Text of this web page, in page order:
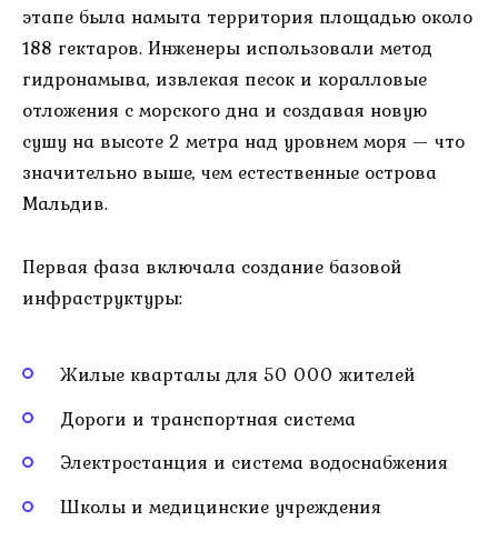
этапе была намыта территория площадью около
188 гектаров. Инженеры использовали метод
гидронамыва, извлекая песок и коралловые
отложения с морского дна и создавая новую
сушу на высоте 2 метра над уровнем моря — что
значительно выше, чем естественные острова
Мальдив.
Первая фаза включала создание базовой
инфраструктуры:
Жилые кварталы для 50 000 жителей
Дороги и транспортная система
Электростанция и система водоснабжения
Школы и медицинские учреждения